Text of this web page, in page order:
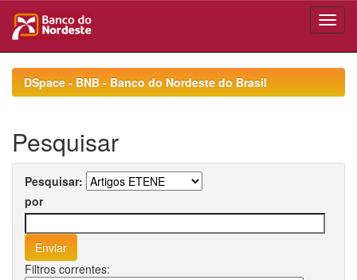
navigationDSpace - BNB - Banco do Nordeste do Brasil
Pesquisar
Pesquisar:
por
Filtros correntes: